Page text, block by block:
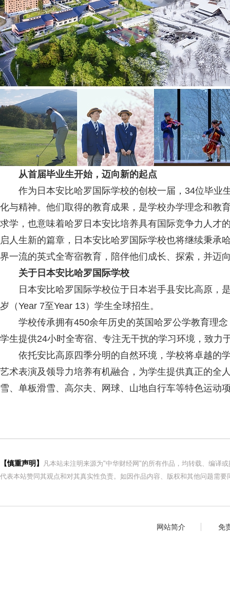
从首届毕业生开始，迈向新的起点
作为日本安比哈罗国际学校的创校一届，34位毕业
化与精神。他们取得的教育成果，是学校办学理念和教
求学，也意味着哈罗日本安比培养具有国际竞争力人才
启人生新的篇章，日本安比哈罗国际学校也将继续秉承
界一流的英式全寄宿教育，陪伴他们成长、探索，并迈
关于日本安比哈罗国际学校
日本安比哈罗国际学校位于日本岩手县安比高原，
岁（Year 7至Year 13）学生全球招生。
学校传承拥有450余年历史的英国哈罗公学教育理念
学生提供24小时全寄宿、专注无干扰的学习环境，致力
依托安比高原四季分明的自然环境，学校将卓越的
艺术表演及领导力培养有机融合，为学生提供真正的全
雪、单板滑雪、高尔夫、网球、山地自行车等特色运动
【慎重声明】
凡本站未注明来源为"中华财经网"的所有作品，均转载、编译
代表本站赞同其观点和对其真实性负责。如因作品内容、版权和其他问题需
网站简介 免